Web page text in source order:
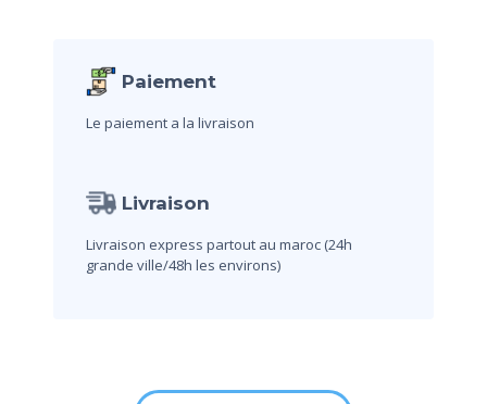
Paiement
Le paiement a la livraison
Livraison
Livraison express partout au maroc (24h
grande ville/48h les environs)